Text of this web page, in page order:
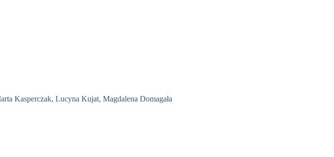
Kasperczak, Lucyna Kujat, Magdalena Domagała